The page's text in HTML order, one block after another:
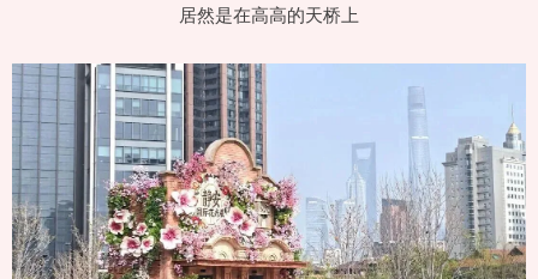
居然是在高高的天桥上